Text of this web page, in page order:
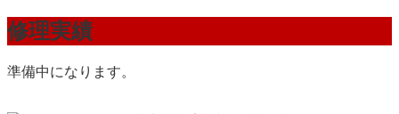
修理実績
準備中になります。